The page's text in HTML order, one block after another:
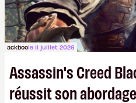
ackboole 11 juillet 2026
Assassin's Creed
réussit son abordage